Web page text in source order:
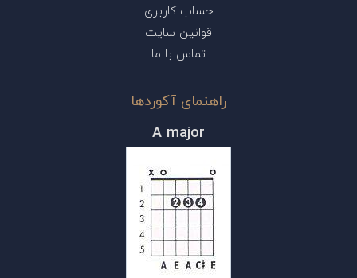
حساب کاربری
قوانین سایت
تماس با ما
راهنمای آکوردها
A major